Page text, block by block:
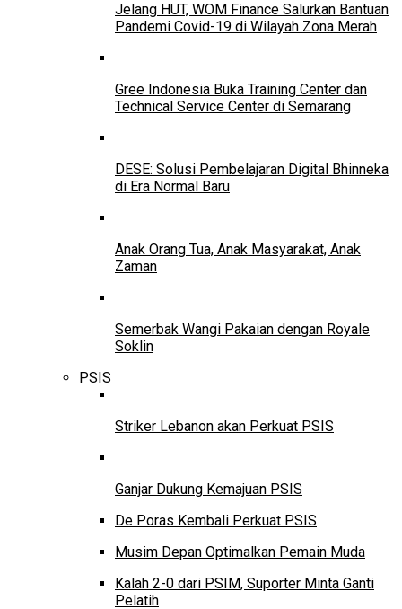
Jelang HUT, WOM Finance Salurkan Bantuan
Pandemi Covid-19 di Wilayah Zona Merah
Gree Indonesia Buka Training Center dan
Technical Service Center di Semarang
DESE: Solusi Pembelajaran Digital Bhinneka
di Era Normal Baru
Anak Orang Tua, Anak Masyarakat, Anak
Zaman
Semerbak Wangi Pakaian dengan Royale
Soklin
PSIS
Striker Lebanon akan Perkuat PSIS
Ganjar Dukung Kemajuan PSIS
De Poras Kembali Perkuat PSIS
Musim Depan Optimalkan Pemain Muda
Kalah 2-0 dari PSIM, Suporter Minta Ganti
Pelatih